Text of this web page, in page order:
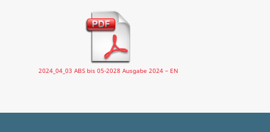
2024_04_03 ABS bis 05-2028 Ausgabe 2024 – EN